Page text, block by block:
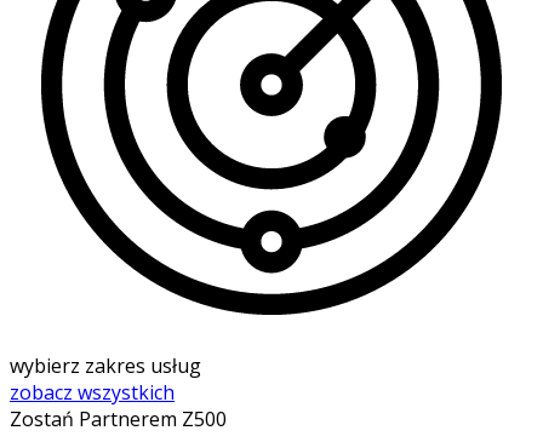
wybierz zakres usług
zobacz wszystkich
Zostań Partnerem Z500